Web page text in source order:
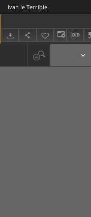
Ivan le Terrible